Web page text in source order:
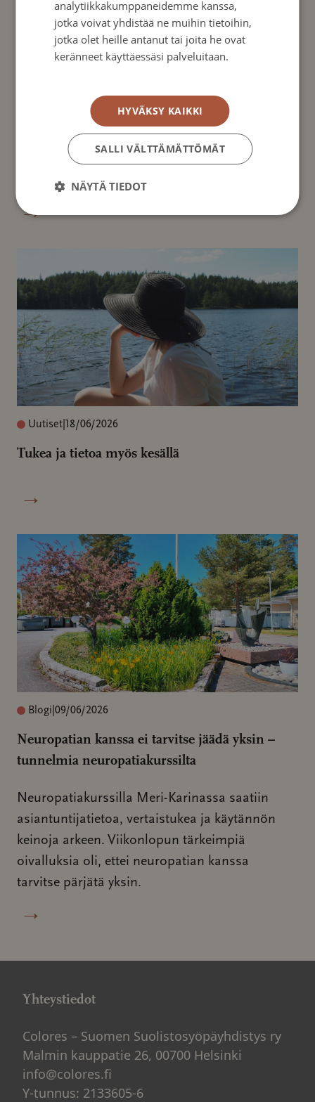
07/07/2026
Mitä Euroopassa puhutaan nyt
ruoansulatuskanavan syövistä? Terveisiä DiCE
Masterclassista
→
Uutiset 18/06/2026
Tukea ja tietoa myös kesällä
→
Blogi 09/06/2026
Neuropatian kanssa ei tarvitse jäädä yksin –
tunnelmia neuropatiakurssilta
Neuropatiakurssilla Meri-Karinassa saatiin
asiantuntijatietoa, vertaistukea ja käytännön
keinoja arkeen. Viikonlopun tärkeimpiä
oivalluksia oli, ettei neuropatian kanssa
tarvitse pärjätä yksin.
→
Yhteystiedot
Colores – Suomen Suolistosyöpäyhdistys ry
Malmin kauppatie 26, 00700 Helsinki
info@colores.fi
Y-tunnus: 2133605-6
analytiikkakumppaneidemme kanssa,
jotka voivat yhdistää ne muihin tietoihin,
jotka olet heille antanut tai joita he ovat
keränneet käyttäessäsi palveluitaan.
HYVÄKSY KAIKKI
SALLI VÄLTTÄMÄTTÖMÄT
NÄYTÄ TIEDOT